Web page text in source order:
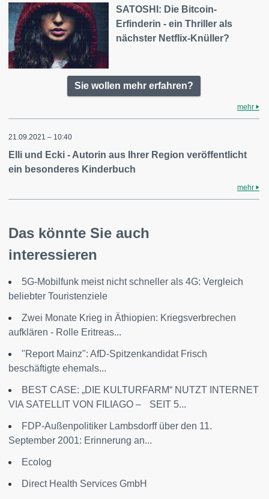
SATOSHI: Die Bitcoin-
Erfinderin - ein Thriller als
nächster Netflix-Knüller?
Sie wollen mehr erfahren?
mehr
21.09.2021 – 10:40
Elli und Ecki - Autorin aus Ihrer Region veröffentlicht
ein besonderes Kinderbuch
mehr
Das könnte Sie auch
interessieren
5G-Mobilfunk meist nicht schneller als 4G: Vergleich
beliebter Touristenziele
Zwei Monate Krieg in Äthiopien: Kriegsverbrechen
aufklären - Rolle Eritreas...
"Report Mainz": AfD-Spitzenkandidat Frisch
beschäftigte ehemals...
BEST CASE: „DIE KULTURFARM“ NUTZT INTERNET
VIA SATELLIT VON FILIAGO – SEIT 5...
FDP-Außenpolitiker Lambsdorff über den 11.
September 2001: Erinnerung an...
Ecolog
Direct Health Services GmbH